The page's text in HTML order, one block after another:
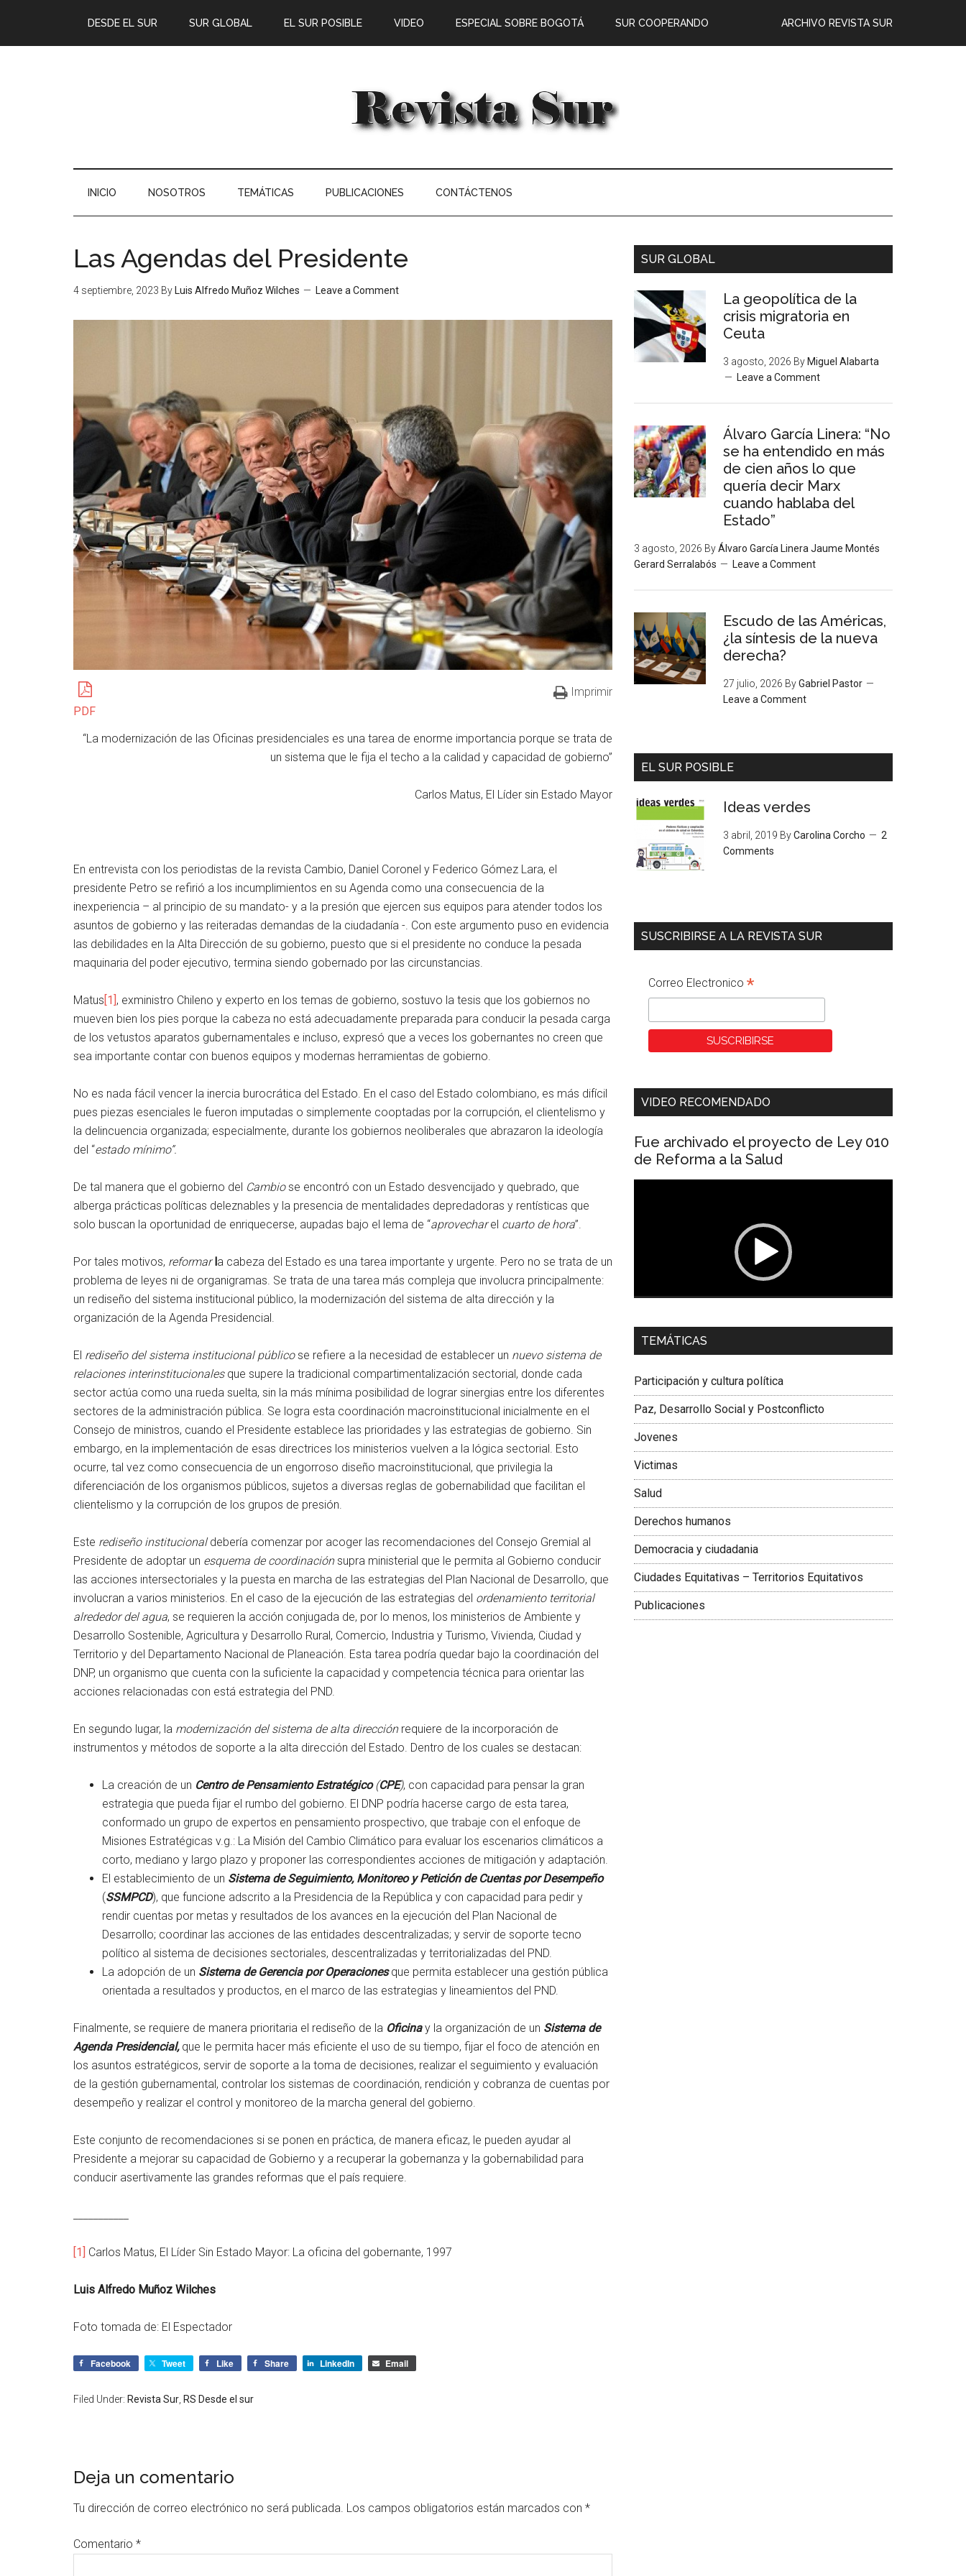
DESDE EL SUR SUR GLOBAL EL SUR POSIBLE ARCHIVO REVISTA SUR
VIDEO ESPECIAL SOBRE BOGOTÁ SUR COOPERANDO
INICIO NOSOTROS TEMÁTICAS PUBLICACIONES CONTÁCTENOS
Las Agendas del Presidente
4 septiembre, 2023 By Luis Alfredo Muñoz Wilches Leave a Comment
PDF
Imprimir
“La modernización de las Oficinas presidenciales es una tarea de enorme importancia porque se trata de
un sistema que le fija el techo a la calidad y capacidad de gobierno”
Carlos Matus, El Líder sin Estado Mayor
En entrevista con los periodistas de la revista Cambio, Daniel Coronel y Federico Gómez Lara, el
presidente Petro se refirió a los incumplimientos en su Agenda como una consecuencia de la
inexperiencia – al principio de su mandato- y a la presión que ejercen sus equipos para atender todos los
asuntos de gobierno y las reiteradas demandas de la ciudadanía -. Con este argumento puso en evidencia
las debilidades en la Alta Dirección de su gobierno, puesto que si el presidente no conduce la pesada
maquinaria del poder ejecutivo, termina siendo gobernado por las circunstancias.
Matus [1] , exministro Chileno y experto en los temas de gobierno, sostuvo la tesis que los gobiernos no
mueven bien los pies porque la cabeza no está adecuadamente preparada para conducir la pesada carga
de los vetustos aparatos gubernamentales e incluso, expresó que a veces los gobernantes no creen que
sea importante contar con buenos equipos y modernas herramientas de gobierno.
No es nada fácil vencer la inercia burocrática del Estado. En el caso del Estado colombiano, es más difícil
pues piezas esenciales le fueron imputadas o simplemente cooptadas por la corrupción, el clientelismo y
la delincuencia organizada; especialmente, durante los gobiernos neoliberales que abrazaron la ideología
del “estado mínimo”.
De tal manera que el gobierno del Cambiose encontró con un Estado desvencijado y quebrado, que
alberga prácticas políticas deleznables y la presencia de mentalidades depredadoras y rentísticas que
solo buscan la oportunidad de enriquecerse, aupadas bajo el lema de “aprovecharel cuarto de hora”.
Por tales motivos, reformar a cabeza del Estado es una tarea importante y urgente. Pero no se trata de un
problema de leyes ni de organigramas. Se trata de una tarea más compleja que involucra principalmente:
un rediseño del sistema institucional público, la modernización del sistema de alta dirección y la
organización de la Agenda Presidencial.
El rediseño del sistema institucional públicose refiere a la necesidad de establecer un nuevo sistema de
relaciones interinstitucionalesque supere la tradicional compartimentalización sectorial, donde cada
sector actúa como una rueda suelta, sin la más mínima posibilidad de lograr sinergias entre los diferentes
sectores de la administración pública. Se logra esta coordinación macroinstitucional inicialmente en el
Consejo de ministros, cuando el Presidente establece las prioridades y las estrategias de gobierno. Sin
embargo, en la implementación de esas directrices los ministerios vuelven a la lógica sectorial. Esto
ocurre, tal vez como consecuencia de un engorroso diseño macroinstitucional, que privilegia la
diferenciación de los organismos públicos, sujetos a diversas reglas de gobernabilidad que facilitan el
clientelismo y la corrupción de los grupos de presión.
Este rediseño institucionaldebería comenzar por acoger las recomendaciones del Consejo Gremial al
Presidente de adoptar un esquema de coordinaciónsupra ministerial que le permita al Gobierno conducir
las acciones intersectoriales y la puesta en marcha de las estrategias del Plan Nacional de Desarrollo, que
involucran a varios ministerios. En el caso de la ejecución de las estrategias del ordenamiento territorial
alrededor del agua, se requieren la acción conjugada de, por lo menos, los ministerios de Ambiente y
Desarrollo Sostenible, Agricultura y Desarrollo Rural, Comercio, Industria y Turismo, Vivienda, Ciudad y
Territorio y del Departamento Nacional de Planeación. Esta tarea podría quedar bajo la coordinación del
DNP, un organismo que cuenta con la suficiente la capacidad y competencia técnica para orientar las
acciones relacionadas con está estrategia del PND.
En segundo lugar, la modernización del sistema de alta direcciónrequiere de la incorporación de
instrumentos y métodos de soporte a la alta dirección del Estado. Dentro de los cuales se destacan:
La creación de un Centro de Pensamiento Estratégico(CPE), con capacidad para pensar la gran
estrategia que pueda fijar el rumbo del gobierno. El DNP podría hacerse cargo de esta tarea,
conformado un grupo de expertos en pensamiento prospectivo, que trabaje con el enfoque de
Misiones Estratégicas v.g.: La Misión del Cambio Climático para evaluar los escenarios climáticos a
corto, mediano y largo plazo y proponer las correspondientes acciones de mitigación y adaptación.
El establecimiento de un Sistema de Seguimiento, Monitoreo y Petición de Cuentas por Desempeño
(SSMPCD), que funcione adscrito a la Presidencia de la República y con capacidad para pedir y
rendir cuentas por metas y resultados de los avances en la ejecución del Plan Nacional de
Desarrollo; coordinar las acciones de las entidades descentralizadas; y servir de soporte tecno
político al sistema de decisiones sectoriales, descentralizadas y territorializadas del PND.
La adopción de un Sistema de Gerencia por Operacionesque permita establecer una gestión pública
orientada a resultados y productos, en el marco de las estrategias y lineamientos del PND.
Finalmente, se requiere de manera prioritaria el rediseño de la Oficinay la organización de un Sistema de
Agenda Presidencial,que le permita hacer más eficiente el uso de su tiempo, fijar el foco de atención en
los asuntos estratégicos, servir de soporte a la toma de decisiones, realizar el seguimiento y evaluación
de la gestión gubernamental, controlar los sistemas de coordinación, rendición y cobranza de cuentas por
desempeño y realizar el control y monitoreo de la marcha general del gobierno.
Este conjunto de recomendaciones si se ponen en práctica, de manera eficaz, le pueden ayudar al
Presidente a mejorar su capacidad de Gobierno y a recuperar la gobernanza y la gobernabilidad para
conducir asertivamente las grandes reformas que el país requiere.
[1] Carlos Matus, El Líder Sin Estado Mayor: La oficina del gobernante, 1997
Luis Alfredo Muñoz Wilches
Foto tomada de: El Espectador
Facebook Tweet Like Share LinkedIn Email
Filed Under: Revista Sur, RS Desde el sur
Deja un comentario
Tu dirección de correo electrónico no será publicada. Los campos obligatorios están marcados con *
Comentario *
SUR GLOBAL
La geopolítica de la
crisis migratoria en
Ceuta
3 agosto, 2026 By Miguel Alabarta
Leave a Comment
Álvaro García Linera: “No
se ha entendido en más
de cien años lo que
quería decir Marx
cuando hablaba del
Estado”
3 agosto, 2026 ByÁlvaro García Linera Jaume Montés
Gerard Serralabós
Leave a Comment
Escudo de las Américas,
¿la síntesis de la nueva
derecha?
27 julio, 2026 ByGabriel Pastor
Leave a Comment
EL SUR POSIBLE
Ideas verdes
3 abril, 2019 ByCarolina Corcho
2
Comments
SUSCRIBIRSE A LA REVISTA SUR
Correo Electronico *
VIDEO RECOMENDADO
Fue archivado el proyecto de Ley 010
de Reforma a la Salud
Dra. Carolina Corcho Mejía,
Latinoamericana Sur, Vicepresidenta Federación
TEMÁTICAS
Participación y cultura política
Paz, Desarrollo Social y Postconflicto
Jovenes
Victimas
Salud
Derechos humanos
Democracia y ciudadania
Ciudades Equitativas – Territorios Equitativos
Publicaciones